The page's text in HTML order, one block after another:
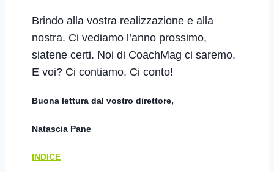
Brindo alla vostra realizzazione e alla
nostra. Ci vediamo l’anno prossimo,
siatene certi. Noi di CoachMag ci saremo.
E voi? Ci contiamo. Ci conto!
Buona lettura dal vostro direttore,
Natascia Pane
INDICE